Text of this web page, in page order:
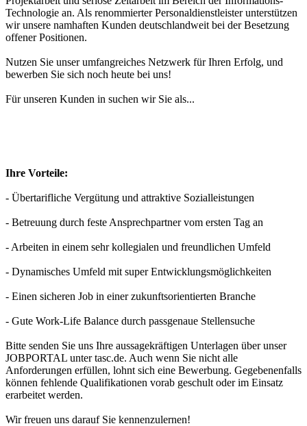
Technologie an. Als renommierter Personaldienstleister unterstützen
wir unsere namhaften Kunden deutschlandweit bei der Besetzung
offener Positionen.
Nutzen Sie unser umfangreiches Netzwerk für Ihren Erfolg, und
bewerben Sie sich noch heute bei uns!
Für unseren Kunden in suchen wir Sie als...
Ihre Vorteile:
- Übertarifliche Vergütung und attraktive Sozialleistungen
- Betreuung durch feste Ansprechpartner vom ersten Tag an
- Arbeiten in einem sehr kollegialen und freundlichen Umfeld
- Dynamisches Umfeld mit super Entwicklungsmöglichkeiten
- Einen sicheren Job in einer zukunftsorientierten Branche
- Gute Work-Life Balance durch passgenaue Stellensuche
Bitte senden Sie uns Ihre aussagekräftigen Unterlagen über unser
JOBPORTAL unter tasc.de. Auch wenn Sie nicht alle
Anforderungen erfüllen, lohnt sich eine Bewerbung. Gegebenenfalls
können fehlende Qualifikationen vorab geschult oder im Einsatz
erarbeitet werden.
Wir freuen uns darauf Sie kennenzulernen!